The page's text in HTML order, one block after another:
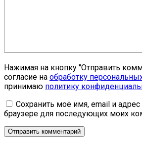
Нажимая на кнопку "Отправить
согласие на обработку
принимаю политику
Сохранить моё имя, email и адрес
браузере для последующих моих